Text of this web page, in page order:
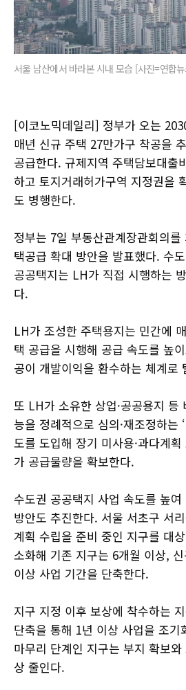
서울 남산에서 바라본 시내 모습 [사진=연합
[이코노믹데일리] 정부가 오는
매년 신규 주택 27만가구 착공을
공급한다. 규제지역 주택담보대출
하고 토지거래허가구역 지정권을
도 병행한다.
정부는 7일 부동산관계장관회의
택공급 확대 방안을 발표했다. 수
공공택지는 LH가 직접 시행하는
다.
LH가 조성한 주택용지는 민간에
택 공급을 시행해 공급 속도를 높
공이 개발이익을 환수하는 체계로
또 LH가 소유한 상업·공공용지 등
능을 정례적으로 심의·재조정하는
도를 도입해 장기 미사용·과다계
가 공급물량을 확보한다.
수도권 공공택지 사업 속도를 높
방안도 추진한다. 서울 서초구 서
계획 수립을 준비 중인 지구를 대
소화해 기존 지구는 6개월 이상,
이상 사업 기간을 단축한다.
지구 지정 이후 보상에 착수하는
단축을 통해 1년 이상 사업을 조
마무리 단계인 지구는 부지 확보
상 줄인다.